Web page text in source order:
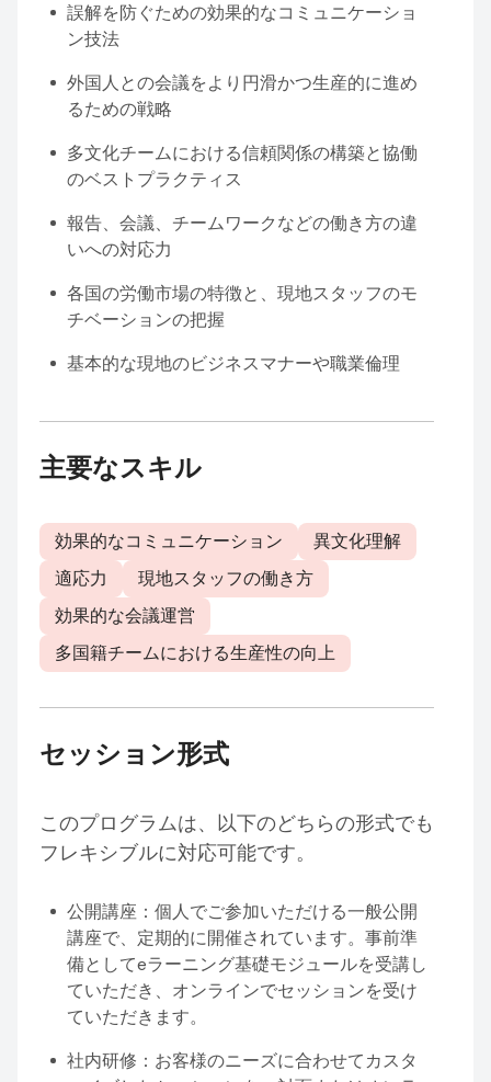
誤解を防ぐための効果的なコミュニケーショ
ン技法
外国人との会議をより円滑かつ生産的に進め
るための戦略
多文化チームにおける信頼関係の構築と協働
のベストプラクティス
報告、会議、チームワークなどの働き方の違
いへの対応力
各国の労働市場の特徴と、現地スタッフのモ
チベーションの把握
基本的な現地のビジネスマナーや職業倫理
主要なスキル
効果的なコミュニケーション
異文化理解
適応力
現地スタッフの働き方
効果的な会議運営
多国籍チームにおける生産性の向上
セッション形式
このプログラムは、以下のどちらの形式でも
フレキシブルに対応可能です。
公開講座：個人でご参加いただける一般公開
講座で、定期的に開催されています。事前準
備としてeラーニング基礎モジュールを受講し
ていただき、オンラインでセッションを受け
ていただきます。
社内研修：お客様のニーズに合わせてカスタ